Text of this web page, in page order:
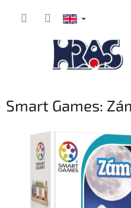
Smart Games: